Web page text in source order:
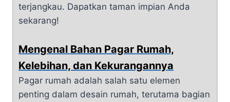
terjangkau. Dapatkan taman impian Anda
sekarang!
Mengenal Bahan Pagar Rumah,
Kelebihan, dan Kekurangannya
Pagar rumah adalah salah satu elemen
penting dalam desain rumah, terutama bagian